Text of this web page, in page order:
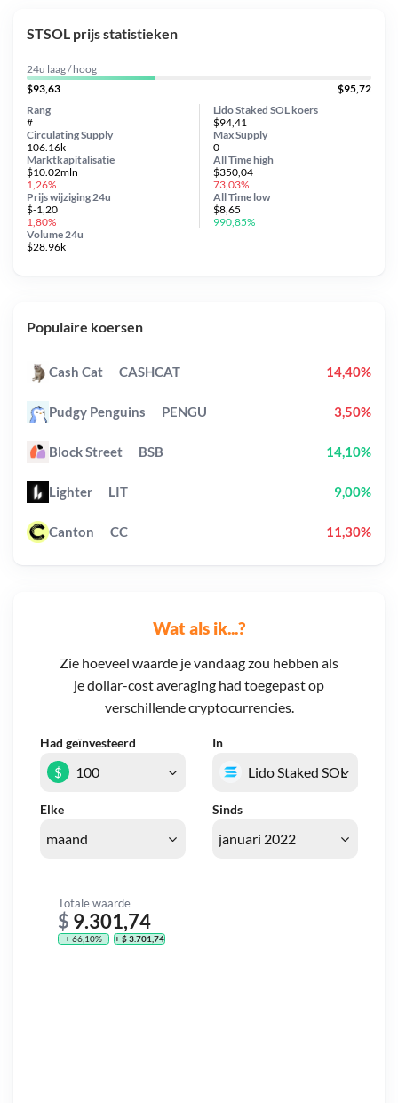
Wat als ik...?
Zie hoeveel waarde je vandaag zou hebben als
je dollar-cost averaging had toegepast op
verschillende cryptocurrencies.
Had geïnvesteerd In
Elke Sinds
$
Totale waarde
$ 9.301,74
+ 66,10% + $ 3.701,74
STSOL prijs statistieken
24u laag / hoog
$93,63
$95,72
Lido Staked SOL koers
$94,41
Circulating Supply
106.16k
Prijs wijziging 24u
$-1,20
1,80%
Max Supply
0
Marktkapitalisatie
$10.02mln
1,26%
Volume 24u
$28.96k
Rang
#
All Timehigh
$350,04
73,03%
All Time low
$8,65
990,85%
Populaire koersen
Cash Cat CASHCAT 14,40%
Pudgy Penguins PENGU 3,50%
Block Street BSB 14,10%
Lighter LIT 9,00%
Canton CC 11,30%